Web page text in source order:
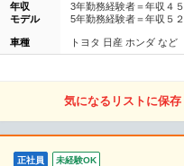
年収
モデル
3年勤務経験者＝年収４
5年勤務経験者＝年収５
車種 トヨタ 日産 ホンダ など
気になるリストに保存
正社員 未経験OK